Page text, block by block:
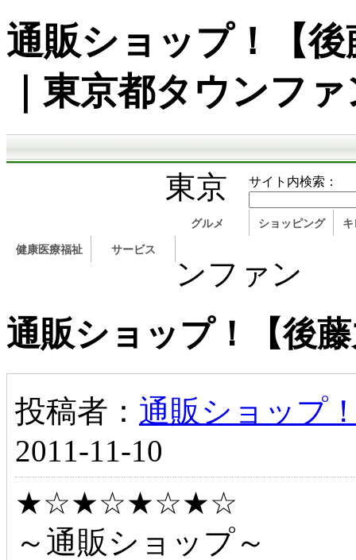
通販ショップ！【
｜東京都タウンフ
サイト内検索：
グルメ ショッピング
健康医療福祉 サービス
東京
ンファン
通販ショップ！【後
投稿者： 通販ショップ
2011-11-10
★☆★☆★☆★☆
～通販ショップ～